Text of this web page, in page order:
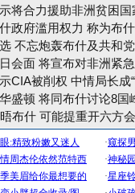
将合力援助非洲贫困国
政府滥用权力 称为布
不忘炮轰布什及共和
会面 将宣布对非洲紧
CIA被削权 中情局长成
盛顿 将同布什讨论8国
布什 可能提重开六方